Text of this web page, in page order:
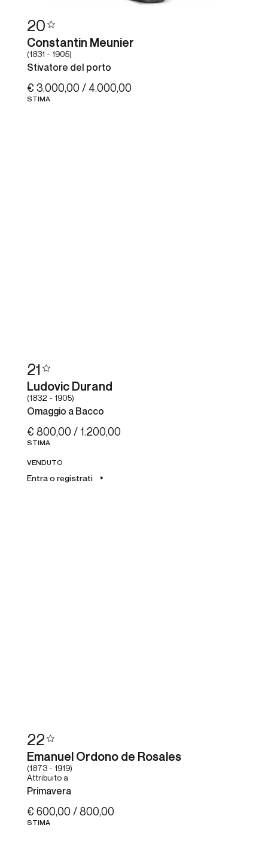
20
Constantin Meunier
(1831 - 1905)
Stivatore del porto
€ 3.000,00 / 4.000,00
STIMA
21
Ludovic Durand
(1832 - 1905)
Omaggio a Bacco
€ 800,00 / 1.200,00
STIMA
VENDUTO
Entra o registrati
22
Emanuel Ordono de Rosales
(1873 - 1919)
Attribuito a
Primavera
€ 600,00 / 800,00
STIMA